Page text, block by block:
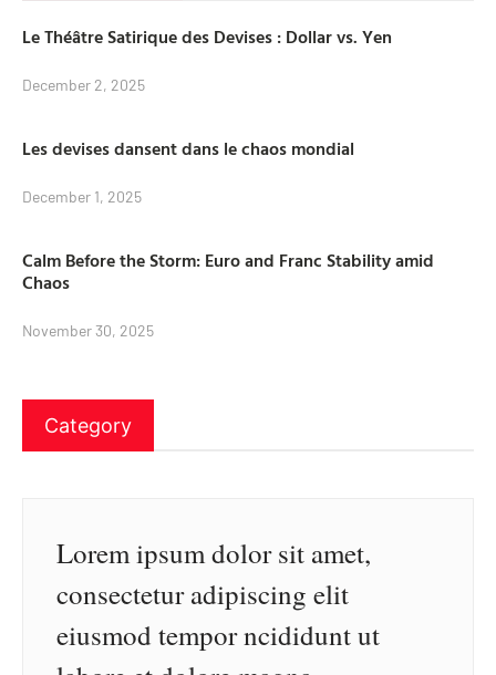
Le Théâtre Satirique des Devises : Dollar vs. Yen
December 2, 2025
Les devises dansent dans le chaos mondial
December 1, 2025
Calm Before the Storm: Euro and Franc Stability amid
Chaos
November 30, 2025
Category
Lorem ipsum dolor sit amet,
consectetur adipiscing elit
eiusmod tempor ncididunt ut